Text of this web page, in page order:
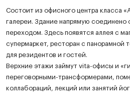
Состоит из офисного центра класса
галереи. Здание напрямую соединено
переходом. Здесь появятся аллея с
супермаркет, ресторан с панорамной
для резидентов и гостей.
Верхние этажи займут vita-офисы и
переговорными-трансформерами,
коллабораций, лекций или занятий